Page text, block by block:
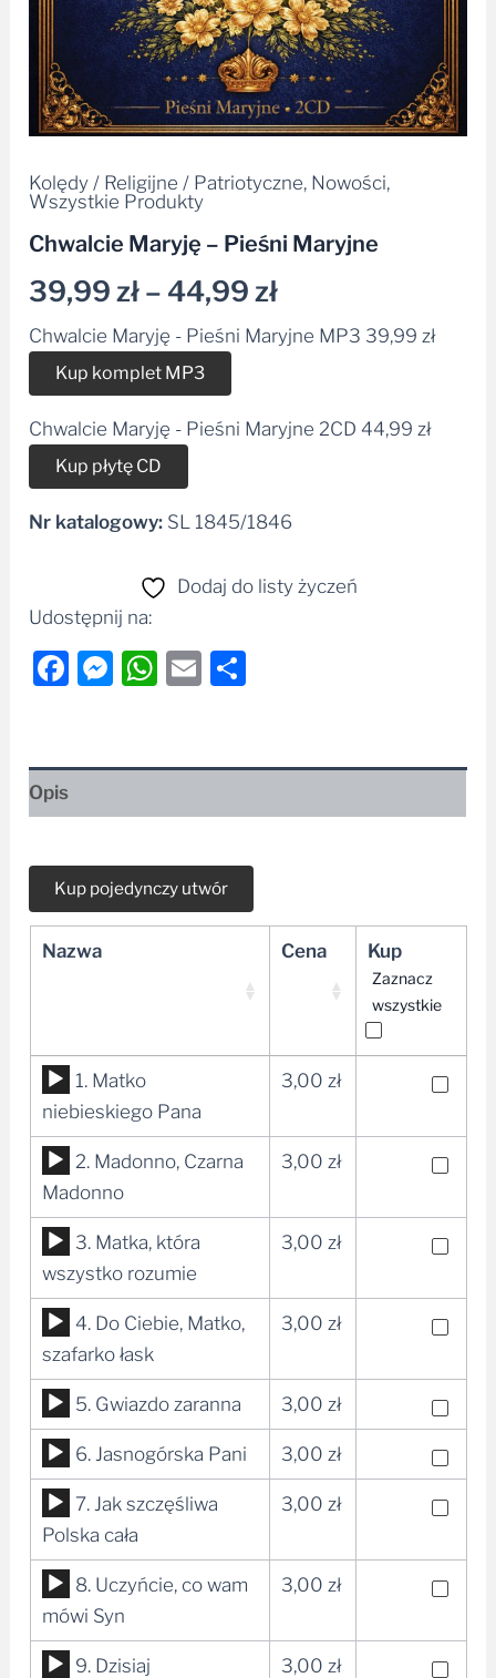
Kolędy / Religijne / Patriotyczne, Nowości,
Wszystkie Produkty
Chwalcie Maryję – Pieśni Maryjne
39,99zł– 44,99zł
Chwalcie Maryję - Pieśni Maryjne MP3 39,99zł
Kup komplet MP3
Chwalcie Maryję - Pieśni Maryjne 2CD 44,99zł
Kup płytę CD
Nr katalogowy: SL 1845/1846
Dodaj do listy życzeń
Udostępnij na:
Facebook
Messenger
WhatsApp
Email
Opis
Nazwa Cena Kup
Zaznacz
wszystkie
Odtwarzacz
plików
dźwiękowych
1. Matko
niebieskiego Pana
3,00 zł
Odtwarzacz
plików
dźwiękowych
2. Madonno, Czarna
Madonno
3,00 zł
Odtwarzacz
plików
dźwiękowych
3. Matka, która
wszystko rozumie
3,00 zł
Odtwarzacz
plików
dźwiękowych
4. Do Ciebie, Matko,
szafarko łask
3,00 zł
Odtwarzacz
plików
dźwiękowych
5. Gwiazdo zaranna 3,00 zł
Odtwarzacz
plików
dźwiękowych
6. Jasnogórska Pani 3,00 zł
Odtwarzacz
plików
dźwiękowych
7. Jak szczęśliwa
Polska cała
3,00 zł
Odtwarzacz
plików
dźwiękowych
8. Uczyńcie, co wam
mówi Syn
3,00 zł
Odtwarzacz
9. Dzisiaj
3,00 zł